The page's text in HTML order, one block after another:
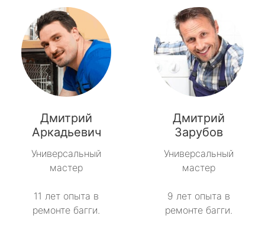
Дмитрий
Аркадьевич
Универсальный
мастер
11 лет опыта в
ремонте багги.
Дмитрий
Зарубов
Универсальный
мастер
9 лет опыта в
ремонте багги.